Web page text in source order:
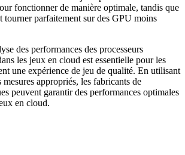
fonctionner de manière optimale, tandis que
tourner parfaitement sur des GPU moins
des performances des processeurs
les jeux en cloud est essentielle pour les
une expérience de jeu de qualité. En utilisant
mesures appropriés, les fabricants de
peuvent garantir des performances optimales
en cloud.